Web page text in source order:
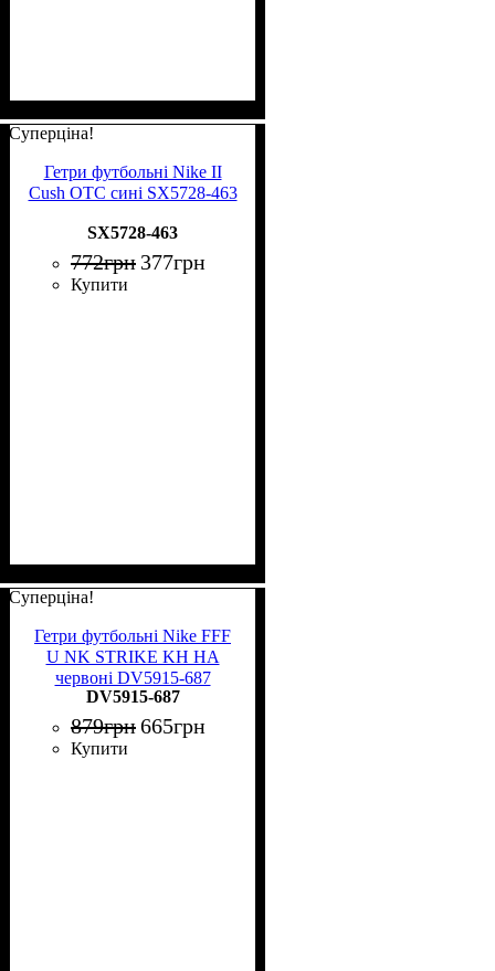
Суперціна!
Гетри футбольні Nike II
Cush OTC сині SX5728-463
SX5728-463
772грн 377грн
Купити
Суперціна!
Гетри футбольні Nike FFF
U NK STRIKE KH HA
червоні DV5915-687
DV5915-687
879грн665грн
Купити